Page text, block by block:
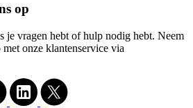
op
je vragen hebt of hulp nodig hebt. Neem
onze klantenservice via